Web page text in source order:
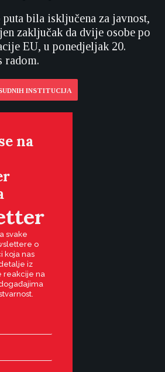
bila isključena za javnost,
zaključak da dvije osobe po
EU, u ponedjeljak 20.
radom.
INSTITUCIJA
na
svake
o
koja nas
iz
reakcije na